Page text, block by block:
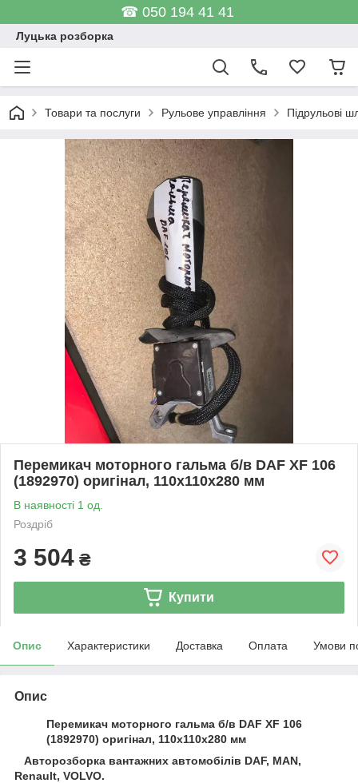
☎ 050 194 41 41
Луцька розборка
Товари та послуги Рульове управління Підрульові
Перемикач моторного гальма б/в DAF XF 106
(1892970) оригінал, 110х110х280 мм
В наявності 1 од.
Роздріб
3 504 ₴
Купити
Опис Характеристики Доставка Оплата Умови
Опис
Перемикач моторного гальма б/в DAF XF 106
(1892970) оригінал, 110х110х280 мм
Авторозборка вантажних автомобілів DAF, MAN,
Renault, VOLVO.